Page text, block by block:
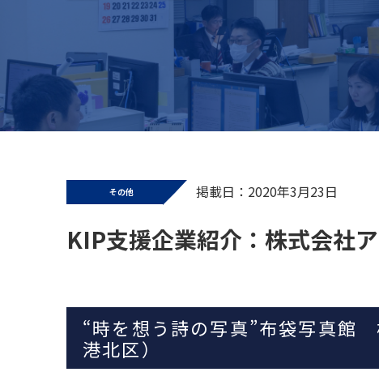
その他 掲載日：2020年3月23日
KIP支援企業紹介：株式会社
“時を想う詩の写真”布袋写真館
港北区）